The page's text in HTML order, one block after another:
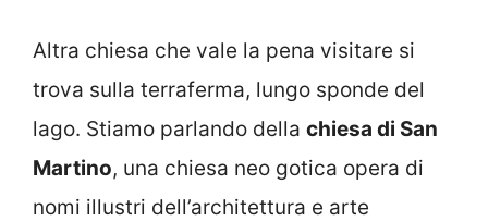
Altra chiesa che vale la pena visitare si
trova sulla terraferma, lungo sponde del
lago. Stiamo parlando della chiesa di San
Martino, una chiesa neo gotica opera di
nomi illustri dell’architettura e arte